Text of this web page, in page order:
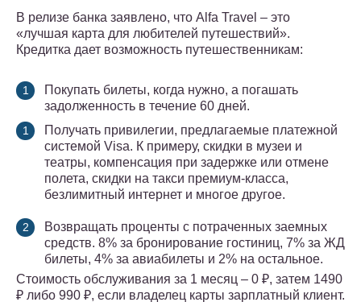
В релизе банка заявлено, что Alfa Travel – это
«лучшая карта для любителей путешествий».
Кредитка дает возможность путешественникам:
Покупать билеты, когда нужно, а погашать
задолженность в течение 60 дней.
Получать привилегии, предлагаемые платежной
системой Visa. К примеру, скидки в музеи и
театры, компенсация при задержке или отмене
полета, скидки на такси премиум-класса,
безлимитный интернет и многое другое.
Возвращать проценты с потраченных заемных
средств. 8% за бронирование гостиниц, 7% за ЖД
билеты, 4% за авиабилеты и 2% на остальное.
Стоимость обслуживания за 1 месяц – 0 ₽, затем 1490
₽ либо 990 ₽, если владелец карты зарплатный клиент.